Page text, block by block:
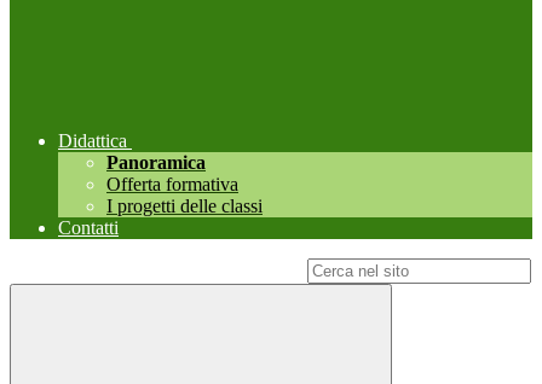
Didattica
Panoramica
Offerta formativa
I progetti delle classi
Contatti